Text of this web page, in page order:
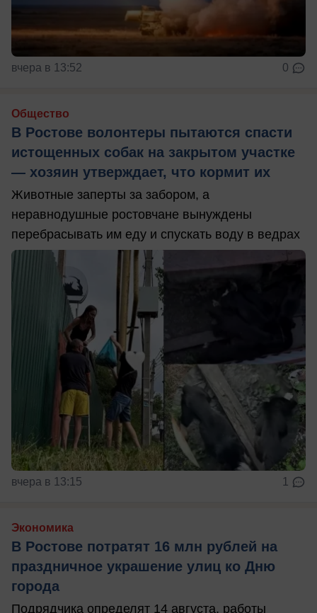
вчера в 13:52 0
Общество
В Ростове волонтеры пытаются спасти
истощенных собак на закрытом участке
— хозяин утверждает, что кормит их
Животные заперты за забором, а
неравнодушные ростовчане вынуждены
перебрасывать им еду и спускать воду в ведрах
вчера в 13:15 1
Экономика
В Ростове потратят 16 млн рублей на
праздничное украшение улиц ко Дню
города
Подрядчика определят 14 августа, работы